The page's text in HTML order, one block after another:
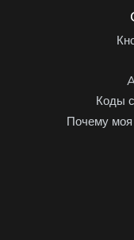
Коды
Почему моя